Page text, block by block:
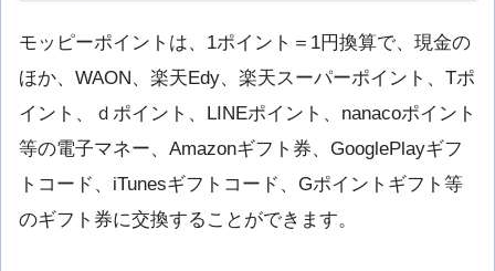
モッピーポイントは、1ポイント＝1円換算で、現金の
ほか、WAON、楽天Edy、楽天スーパーポイント、Tポ
イント、ｄポイント、LINEポイント、nanacoポイント
等の電子マネー、Amazonギフト券、GooglePlayギフ
トコード、iTunesギフトコード、Gポイントギフト等
のギフト券に交換することができます。